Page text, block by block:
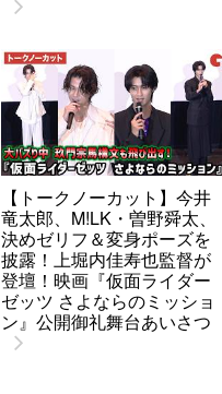
【トークノーカット】今井
竜太郎、M!LK・曽野舜太、
決めゼリフ＆変身ポーズを
披露！上堀内佳寿也監督が
登壇！映画『仮面ライダー
ゼッツ さよならのミッショ
ン』公開御礼舞台あいさつ